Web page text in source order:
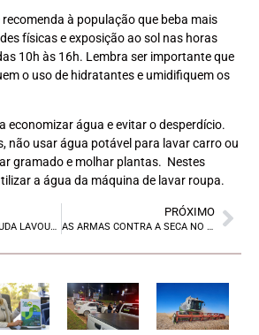
à população que beba mais
físicas e exposição ao sol nas horas
10h às 16h. Lembra ser importante que
o uso de hidratantes e umidifiquem os
economizar água e evitar o desperdício.
não usar água potável para lavar carro ou
gramado e molhar plantas. Nestes
a água da máquina de lavar roupa.
ABUDO NATURAL AJUDA LAVOURA
PRÓXIMO
AS ARMAS CONTRA A SECA NO DF